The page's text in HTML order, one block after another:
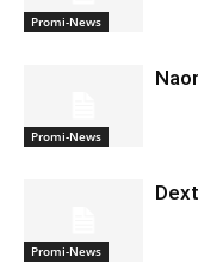
Promi-News
Promi-News
Promi-News